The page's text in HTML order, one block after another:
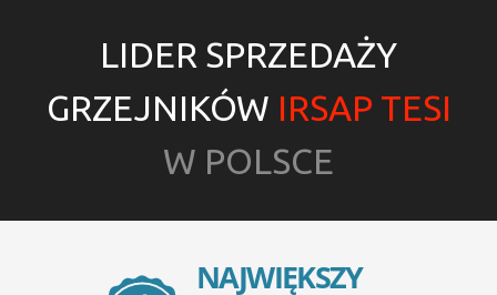
LIDER SPRZEDAŻY
GRZEJNIKÓW IRSAP TESI
W POLSCE